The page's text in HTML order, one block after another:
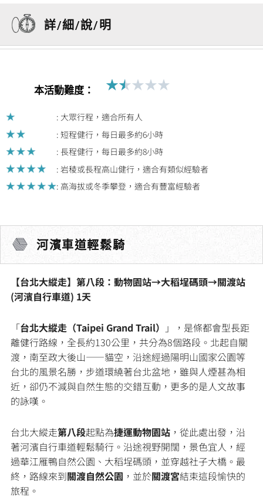
頭
→
關
自
行
車
道)
1
天
詳/細/說/明
本活動難度： ★★★★★
: 大眾行程，適合所有人
: 短程健行，每日最多約6小時
: 長程健行，每日最多約8小時
: 岩稜或長程高山健行，適合有類似經驗者
: 高海拔或冬季攀登，適合有豐富經驗者
河濱車道輕鬆騎
【台北大縱走】第八段：動物園站→大稻埕碼頭→關渡站
(河濱自行車道) 1天
「台北大縱走（Taipei Grand Trail） 」，是條都會型長距
離健行路線，全長約130公里，共分為8個路段。北起自關
渡，南至政大後山——貓空，沿途經過陽明山國家公園等
台北的風景名勝，步道環繞著台北盆地，雖與人煙甚為相
近，卻仍不減與自然生態的交錯互動，更多的是人文故事
的詠嘆。
台北大縱走第八段起點為捷運動物園站 ，從此處出發，沿
著河濱自行車道輕鬆騎行。沿途視野開闊，景色宜人，經
過華江雁鴨自然公園、大稻埕碼頭，並穿越社子大橋。最
終，路線來到關渡自然公園 ，並於關渡宮結束這段愉快的
旅程。